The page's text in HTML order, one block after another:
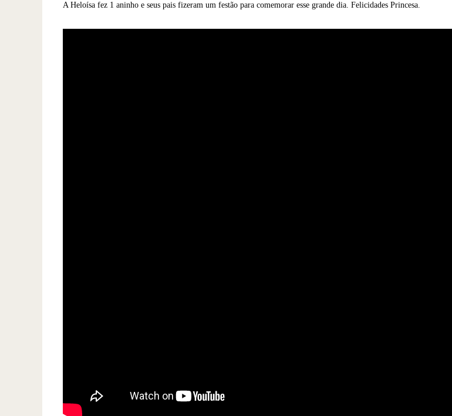
A Heloísa fez 1 aninho e seus pais fizeram um festão para comemorar esse grande dia. Felicidades Princesa.